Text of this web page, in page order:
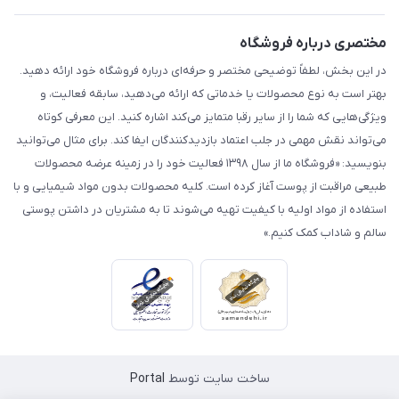
مختصری درباره فروشگاه
در این بخش، لطفاً توضیحی مختصر و حرفه‌ای درباره فروشگاه خود ارائه دهید.
بهتر است به نوع محصولات یا خدماتی که ارائه می‌دهید، سابقه فعالیت، و
ویژگی‌هایی که شما را از سایر رقبا متمایز می‌کند اشاره کنید. این معرفی کوتاه
می‌تواند نقش مهمی در جلب اعتماد بازدیدکنندگان ایفا کند. برای مثال می‌توانید
بنویسید: «فروشگاه ما از سال ۱۳۹۸ فعالیت خود را در زمینه عرضه محصولات
طبیعی مراقبت از پوست آغاز کرده است. کلیه محصولات بدون مواد شیمیایی و با
استفاده از مواد اولیه با کیفیت تهیه می‌شوند تا به مشتریان در داشتن پوستی
سالم و شاداب کمک کنیم.»
ساخت سایت توسط Portal